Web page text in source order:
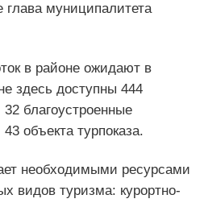
глава муниципалитета
в районе ожидают в
здесь доступны 444
благоустроенные
объекта турпоказа.
необходимыми ресурсами
видов туризма: курортно-